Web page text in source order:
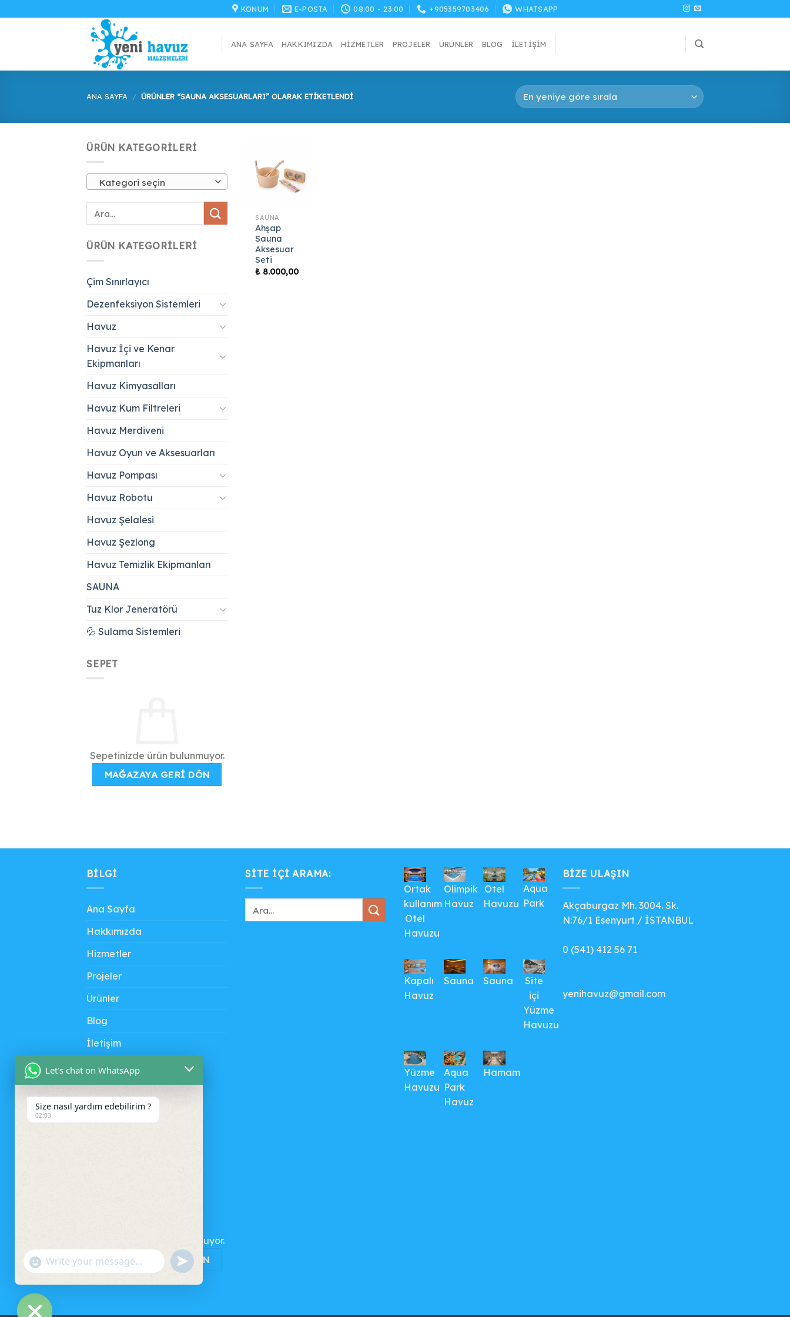
atla
KONUM E-POSTA 08:00 - 23:00 +905359703406 WHATSAPP
ANA SAYFA HAKKIMIZDA HIZMETLER PROJELER ÜRÜNLER BLOG İLETIŞIM
ANA SAYFA / ÜRÜNLER “SAUNA AKSESUARLARI” OLARAK ETIKETLENDI
ÜRÜN KATEGORILERI
Kategori seçin
ÜRÜN KATEGORILERI
Çim Sınırlayıcı
Dezenfeksiyon Sistemleri
Havuz
Havuz İçi ve Kenar
Ekipmanları
Havuz Kimyasalları
Havuz Kum Filtreleri
Havuz Merdiveni
Havuz Oyun ve Aksesuarları
Havuz Pompası
Havuz Robotu
Havuz Şelalesi
Havuz Şezlong
Havuz Temizlik Ekipmanları
SAUNA
Tuz Klor Jeneratörü
💦 Sulama Sistemleri
SEPET
Sepetinizde ürün bulunmuyor.
MAĞAZAYA GERI DÖN
SAUNA
Ahşap
Sauna
Aksesuar
Seti
₺ 8.000,00
BILGI
Ana Sayfa
Hakkımızda
Hizmetler
Projeler
Ürünler
Blog
İletişim
SITE IÇI ARAMA:
Ortak
kullanım
Otel
Havuzu
Olimpik
Havuz
Otel
Havuzu
Aqua
Park
Kapalı
Havuz
Sauna Sauna
Site
içi
Yüzme
Havuzu
Yüzme
Havuzu
Aqua
Park
Havuz
Hamam
BIZE ULAŞIN
Akçaburgaz Mh. 3004. Sk.
N:76/1 Esenyurt / İSTANBUL
0 (541) 412 56 71
yenihavuz@gmail.com
Sepetinizde ürün bulunmuyor.
MAĞAZAYA GERI DÖN
Let's chat on WhatsApp
Size nasıl yardım edebilirim ?
02:03
"+CHATY_SETTINGS.LANG.EMOJI_PICKER+"
WhatsApp
UNDEFINED